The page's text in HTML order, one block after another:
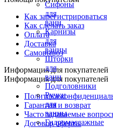
Сифоны
для
ванн
Карнизы
для
ванны
Шторки
для
ванн
Подголовники
Ручки
для
ванны
Гидромассажные
Как зарегистрироваться
Как сделать заказ
Оплата
Доставка
Самовывоз
Информация для покупателей
Информация для покупателей
Политика
Гарантия и возврат
Часто задаваемые
Договор оферты